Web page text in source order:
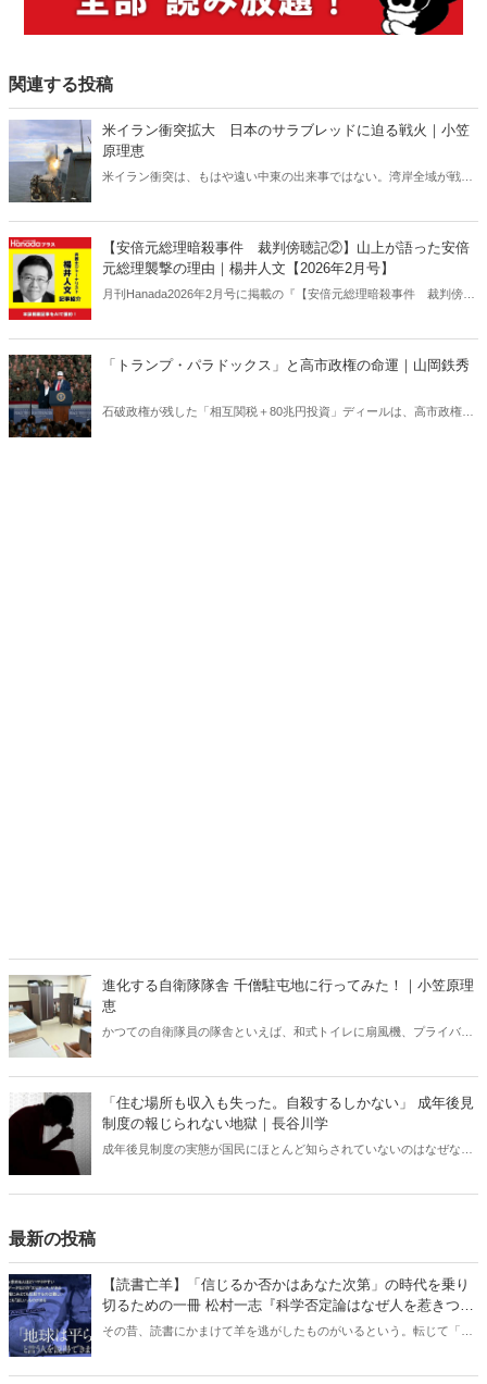
関連する投稿
米イラン衝突拡大 日本のサラブレッドに迫る戦火｜小笠
原理恵
米イラン衝突は、もはや遠い中東の出来事ではない。湾岸全域が戦域
題がある。邦人保護は万全なのか。そして、国際舞台に立つ日本のサ
ラブレッドの安全は守られるのか。戦火は思わぬところに影を落とし
ている――。
【安倍元総理暗殺事件 裁判傍聴記②】山上が語った安倍
元総理襲撃の理由｜楊井人文【2026年2月号】
月刊Hanada2026年2月号に掲載の『【安倍元総理暗殺事件 裁判傍聴
「トランプ・パラドックス」と高市政権の命運｜山岡鉄秀
石破政権が残した「相互関税＋80兆円投資」ディールは、高市政権に
進化する自衛隊隊舎 千僧駐屯地に行ってみた！｜小笠原理
恵
かつての自衛隊員の隊舎といえば、和式トイレに扇風機、プライバシ
県伊丹市にある千僧駐屯地（せんぞちゅうとんち）を取材した。
「住む場所も収入も失った。自殺するしかない」 成年後見
制度の報じられない地獄｜長谷川学
成年後見制度の実態が国民にほとんど知らされていないのはなぜなの
最新の投稿
【読書亡羊】「信じるか否かはあなた次第」の時代を乗り
切るための一冊 松村一志『科学否定論はなぜ人を惹きつけ
るのか』（ちくま新書）｜梶原麻衣子
その昔、読書にかまけて羊を逃がしたものがいるという。転じて「読